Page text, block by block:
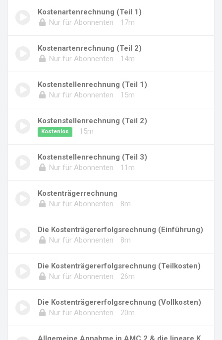
Kostenartenrechnung (Teil 1)
Nur für Abonnenten
17m
Kostenartenrechnung (Teil 2)
Nur für Abonnenten
14m
Kostenstellenrechnung (Teil 1)
Nur für Abonnenten
15m
Kostenstellenrechnung (Teil 2)
Kostenlos 15m
Kostenstellenrechnung (Teil 3)
Nur für Abonnenten
11m
Kostenträgerrechnung
Nur für Abonnenten
8m
Die Kostenträgererfolgsrechnung (Einführung)
Nur für Abonnenten
8m
Die Kostenträgererfolgsrechnung (Teilkosten)
Nur für Abonnenten
26m
Die Kostenträgererfolgsrechnung (Vollkosten)
Nur für Abonnenten
20m